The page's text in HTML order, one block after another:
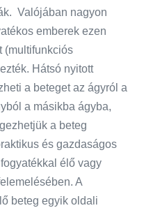
Valójában nagyon
emberek ezen
(multifunkciós
Hátsó nyitott
a beteget az ágyról a
a másikba ágyba,
a beteg
és gazdaságos
élő vagy
A
beteg egyik oldali